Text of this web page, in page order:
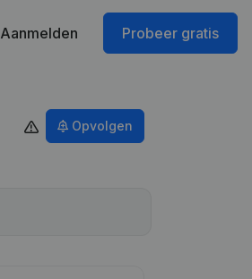
Aanmelden Probeer gratis
Opvolgen